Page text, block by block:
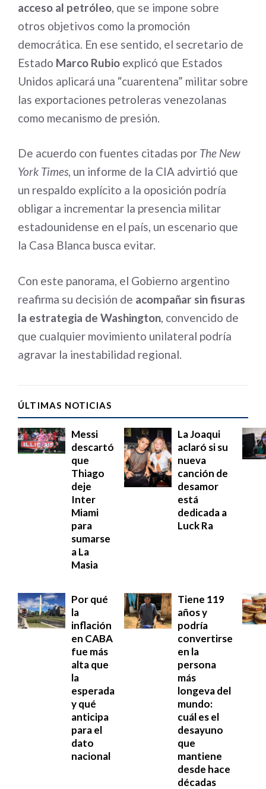
acceso al petróleo , que se impone sobre
otros objetivos como la promoción
democrática. En ese sentido, el secretario de
Estado Marco Rubio explicó que Estados
Unidos aplicará una “cuarentena” militar sobre
las exportaciones petroleras venezolanas
como mecanismo de presión.
De acuerdo con fuentes citadas por The New
York Times, un informe de la CIA advirtió que
un respaldo explícito a la oposición podría
obligar a incrementar la presencia militar
estadounidense en el país, un escenario que
la Casa Blanca busca evitar.
Con este panorama, el Gobierno argentino
reafirma su decisión de acompañar sin fisuras
la estrategia de Washington , convencido de
que cualquier movimiento unilateral podría
agravar la inestabilidad regional.
ÚLTIMAS NOTICIAS
Messi
descartó
que
Thiago
deje
Inter
Miami
para
sumarse
a La
Masia
La Joaqui
aclaró si su
nueva
canción de
desamor
está
dedicada a
Luck Ra
Por qué
la
inflación
en CABA
fue más
alta que
la
esperada
y qué
anticipa
para el
dato
nacional
Tiene 119
años y
podría
convertirse
en la
persona
más
longeva del
mundo:
cuál es el
desayuno
que
mantiene
desde hace
décadas